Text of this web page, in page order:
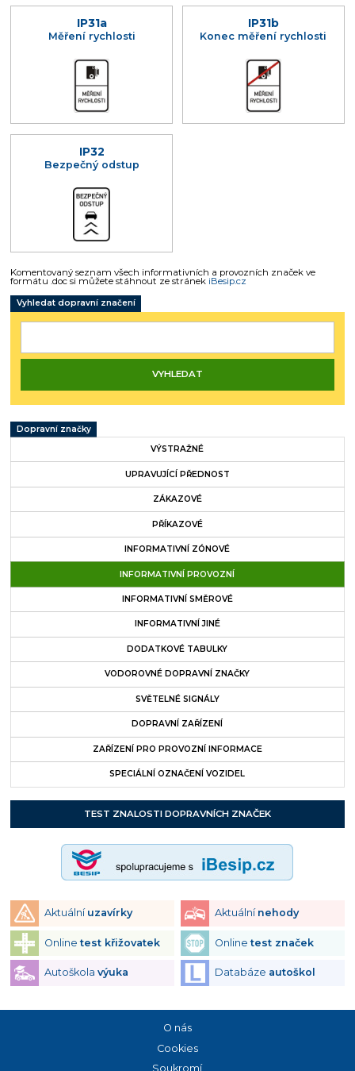
IP31a
Měření rychlosti
IP31b
Konec měření rychlosti
IP32
Bezpečný odstup
Komentovaný seznam všech informativních a provozních značek ve
formátu .doc si můžete stáhnout ze stránek iBesip.cz
Vyhledat dopravní značení
Dopravní značky
VÝSTRAŽNÉ
UPRAVUJÍCÍ PŘEDNOST
ZÁKAZOVÉ
PŘÍKAZOVÉ
INFORMATIVNÍ ZÓNOVÉ
INFORMATIVNÍ PROVOZNÍ
INFORMATIVNÍ SMĚROVÉ
INFORMATIVNÍ JINÉ
DODATKOVÉ TABULKY
VODOROVNÉ DOPRAVNÍ ZNAČKY
SVĚTELNÉ SIGNÁLY
DOPRAVNÍ ZAŘÍZENÍ
ZAŘÍZENÍ PRO PROVOZNÍ INFORMACE
SPECIÁLNÍ OZNAČENÍ VOZIDEL
TEST ZNALOSTI DOPRAVNÍCH ZNAČEK
Aktuální uzavírky Aktuální nehody
Onlinetest křižovatek Onlinetest značek
Autoškola výuka Databáze autoškol
O nás
Cookies
Soukromí